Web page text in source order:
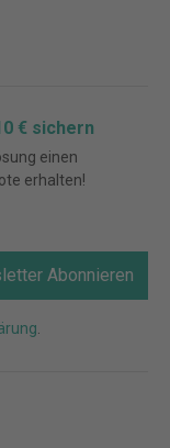
€ sichern
einen
erhalten!
Abonnieren